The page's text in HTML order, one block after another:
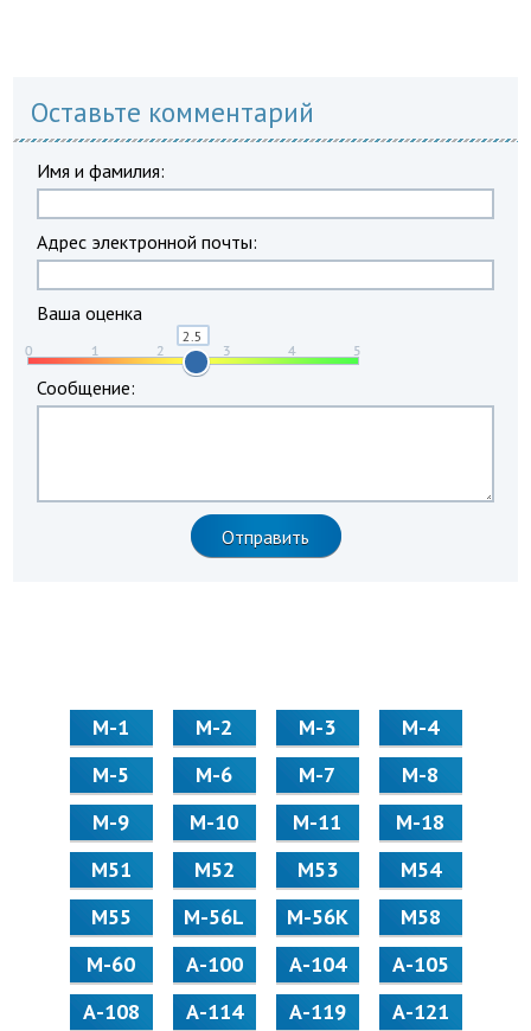
Оставьте комментарий
Имя и фамилия:
Адрес электронной почты:
Ваша оценка
Сообщение:
М-1 М-2 М-3
М-4
М-5
М-6 М-7
М-8
М-9
М-10 М-11
М-18
М51
М52 М53
М54
М55
M-56L M-56K
М58
M-60
А-100 А-104
А-105
А-108
А-114 А-119
А-121